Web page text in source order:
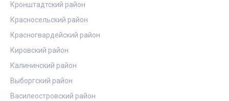
Кронштадтский район
Красносельский район
Красногвардейский район
Кировский район
Калининский район
Выборгский район
Василеостровский район